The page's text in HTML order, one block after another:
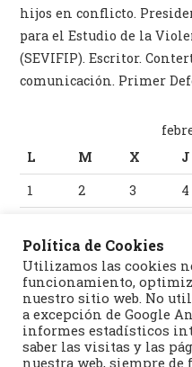
hijos en conflicto.
para el Estudio de la
(SEVIFIP). Escritor.
comunicación. Primer
L
M X J
1
2 3 4
15
16 17
22
23 24
« Ene Mar »
Política de Cookies
Utilizamos las cookies
funcionamiento,
nuestro sitio web. No
a excepción de Google
informes estadísticos
saber las visitas y las
nuestra web, siempre